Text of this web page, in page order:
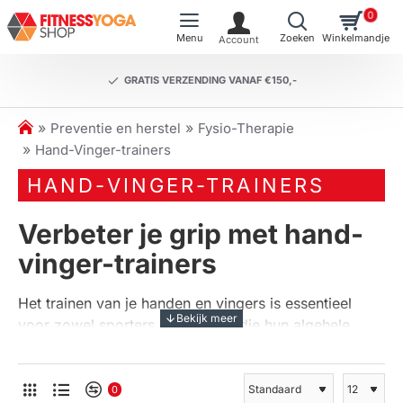
GRATIS VERZENDING VANAF €150,-
0
h
o
m
e
Preventie en herstel
Fysio-Therapie
Hand-Vinger-trainers
HAND-VINGER-TRAINERS
Verbeter je grip met hand-
vinger-trainers
Het trainen van je handen en vingers is essentieel
voor zowel sporters als mensen die hun algehele
trainersbieden een effectieve manier om gripkracht
te versterken en flexibiliteit te verhogen. Of je nu een
0